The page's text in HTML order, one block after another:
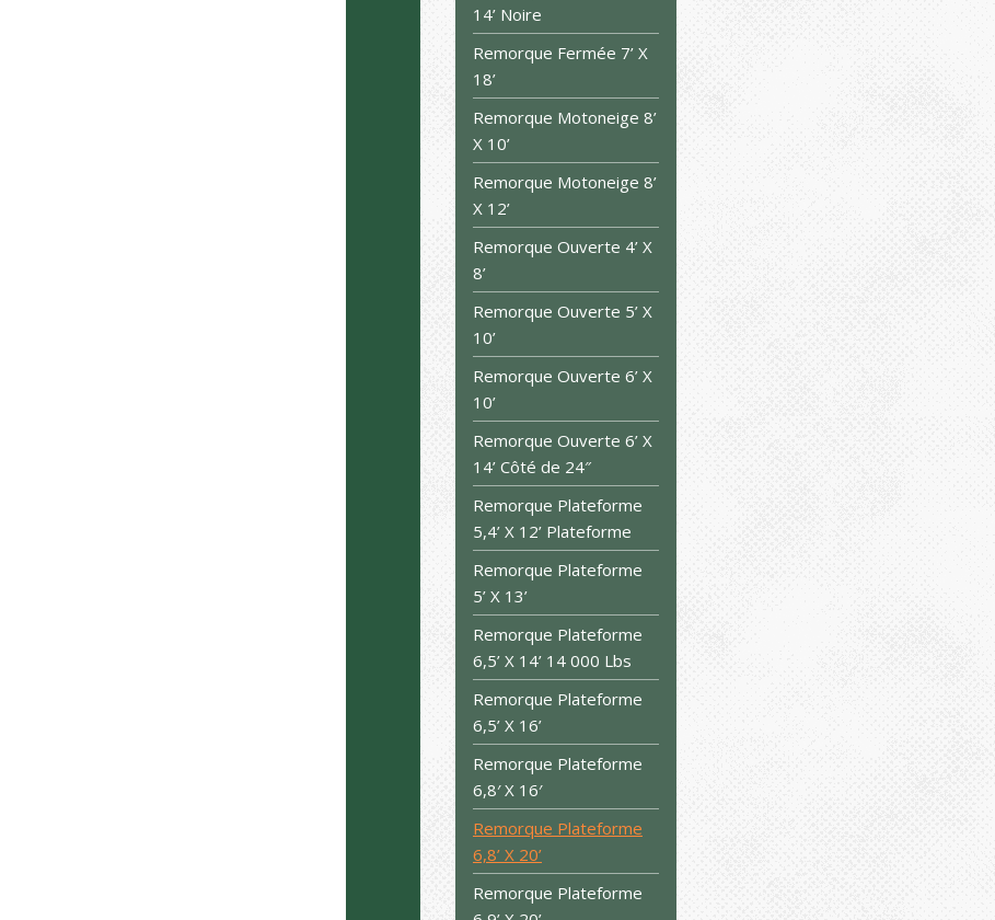
14’ Noire
Remorque Fermée 7’ X
18’
Remorque Motoneige 8’
X 10’
Remorque Motoneige 8’
X 12’
Remorque Ouverte 4’ X
8’
Remorque Ouverte 5’ X
10’
Remorque Ouverte 6’ X
10’
Remorque Ouverte 6’ X
14’ Côté de 24″
Remorque Plateforme
5,4’ X 12’ Plateforme
Remorque Plateforme
5’ X 13’
Remorque Plateforme
6,5’ X 14’ 14 000 Lbs
Remorque Plateforme
6,5’ X 16’
Remorque Plateforme
6,8′ X 16′
Remorque Plateforme
6,8’ X 20’
Remorque Plateforme